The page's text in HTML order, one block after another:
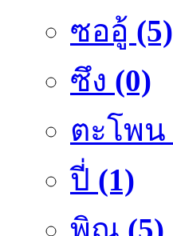
ซออู้ (5)
ซึง (0)
ตะโพน
ปี่ (1)